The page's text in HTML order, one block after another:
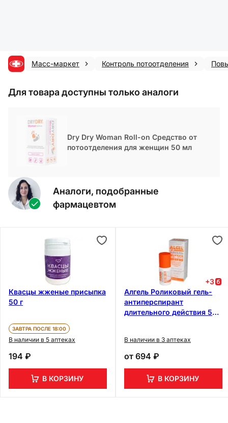
Масс-маркет Контроль потоотделения
Для товара доступны только аналоги
Dry Dry Woman Roll-on Средство от
потоотделения для женщин 50 мл
Аналоги, подобранные
фармацевтом
Квасцы жженые присыпка
50 г
ЗАВТРА ПОСЛЕ 18:00
В наличии в 5 аптеках
194 ₽
В КОРЗИНУ
+3
Алгель Роликовый гель-
антиперспирант
длительного действия 50
В наличии в 3 аптеках
от 694 ₽
В КОРЗИНУ